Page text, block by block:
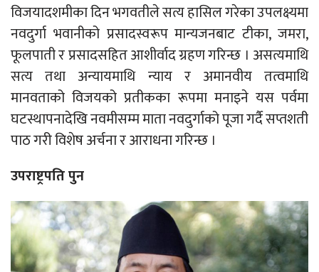
विजयादशमीका दिन भगवतीले सत्य हासिल गरेका उपलक्ष्यमा
नवदुर्गा भवानीको प्रसादस्वरूप मान्यजनबाट टीका, जमरा,
फूलपाती र प्रसादसहित आशीर्वाद ग्रहण गरिन्छ । असत्यमाथि
सत्य तथा अन्यायमाथि न्याय र अमानवीय तत्वमाथि
मानवताको विजयको प्रतीकका रूपमा मनाइने यस पर्वमा
घटस्थापनादेखि नवमीसम्म माता नवदुर्गाको पूजा गर्दै सप्तशती
पाठ गरी विशेष अर्चना र आराधना गरिन्छ ।
उपराष्ट्रपति पुन